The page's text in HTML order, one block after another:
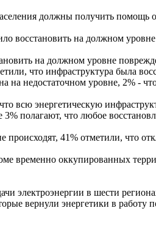
должны получить помощь
восстановить на должном
на должном уровне
что инфраструктура была
на недостаточном уровне, 2% -
всю энергетическую
полагают, что любое
41% отметили, что
временно оккупированных
электроэнергии в шести
вернули энергетики в работу